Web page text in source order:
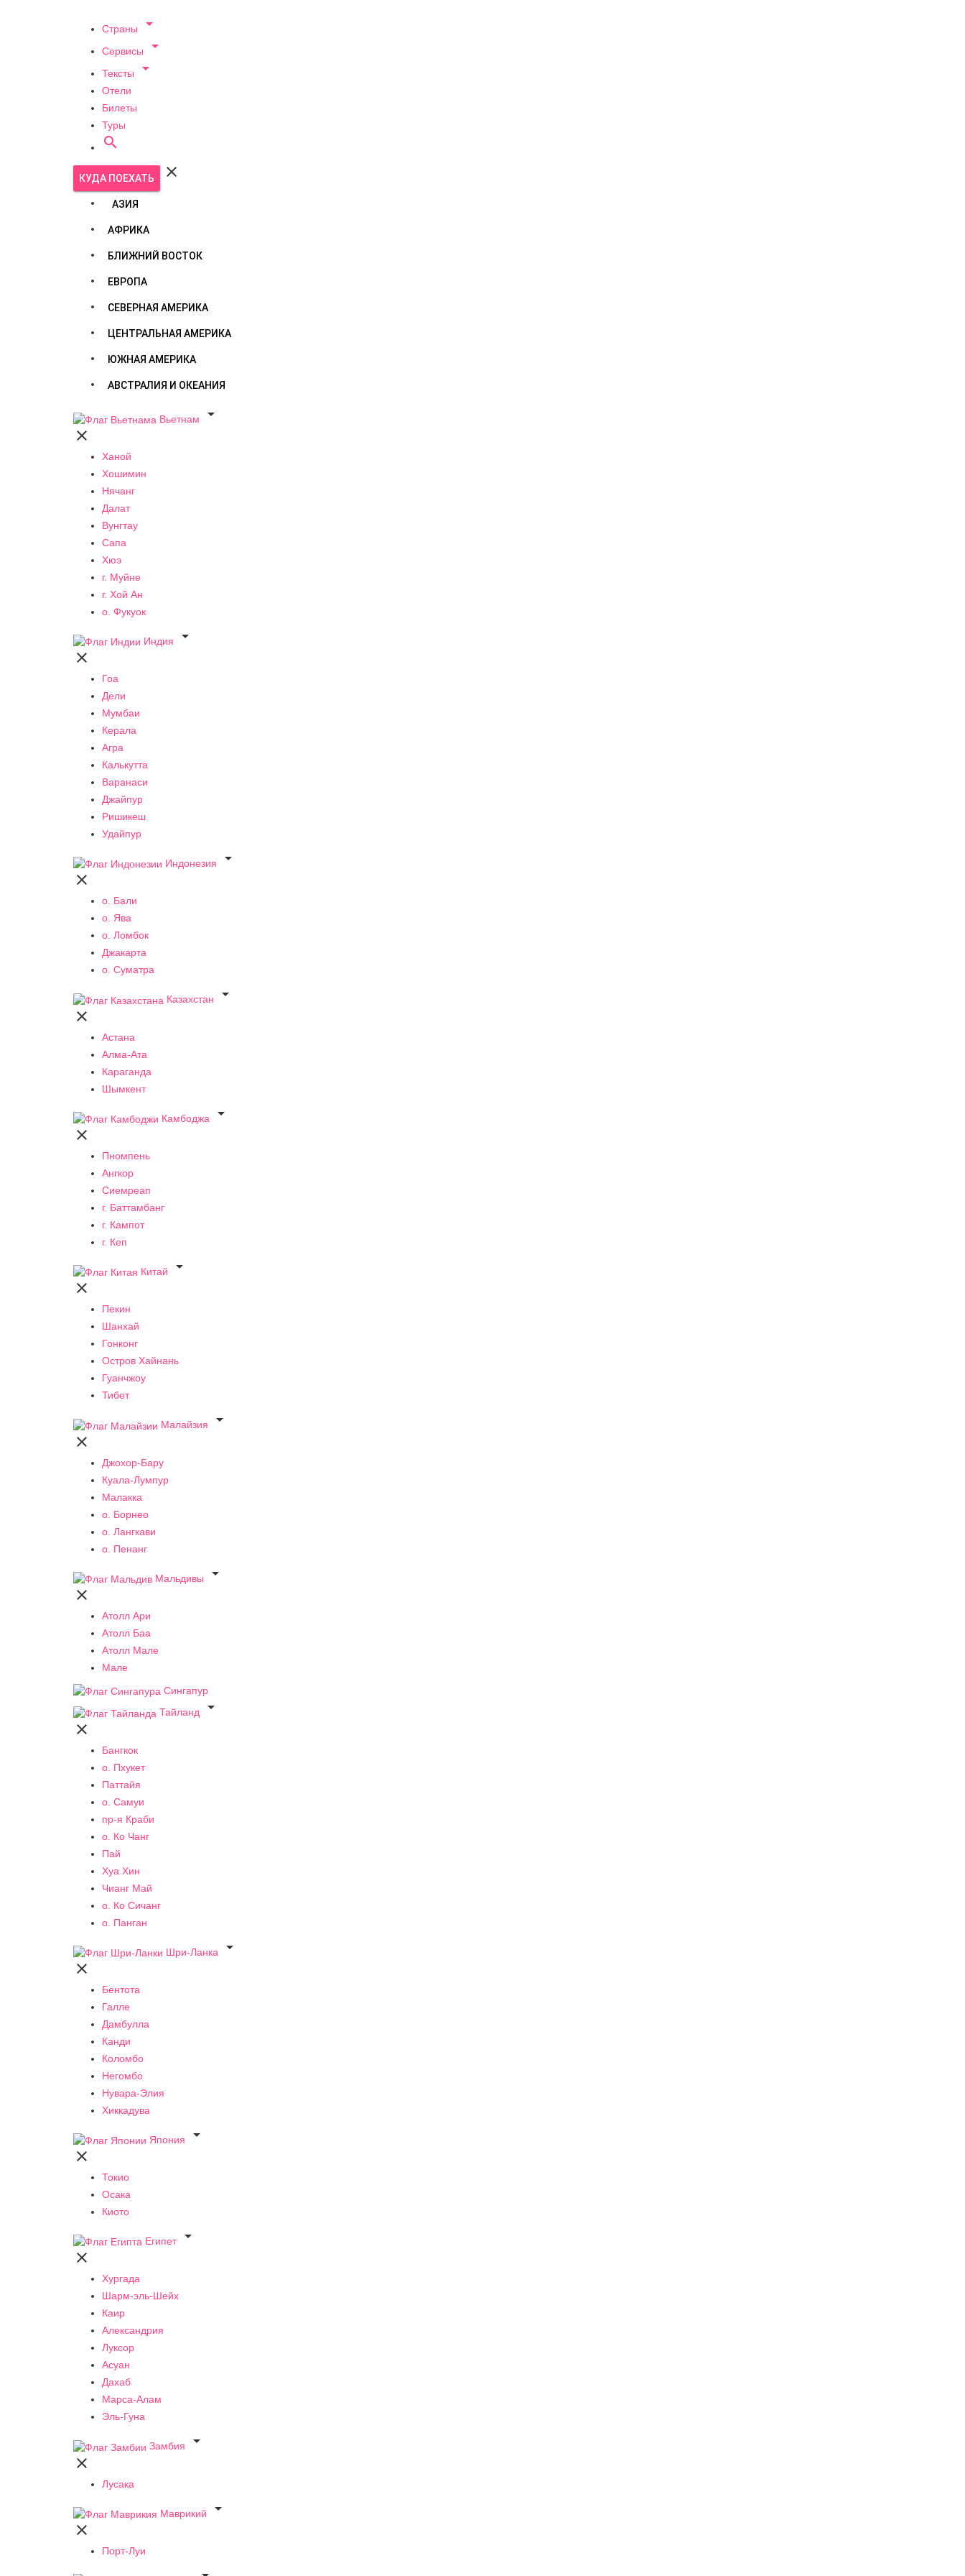
Страны 
Сервисы 
Тексты 
Отели
Билеты
Туры

КУДА ПОЕХАТЬ 
АЗИЯ
АФРИКА
БЛИЖНИЙ ВОСТОК
ЕВРОПА
СЕВЕРНАЯ АМЕРИКА
ЦЕНТРАЛЬНАЯ АМЕРИКА
ЮЖНАЯ АМЕРИКА
АВСТРАЛИЯ И ОКЕАНИЯ
Вьетнам


Ханой
Хошимин
Нячанг
Далат
Вунгтау
Сапа
Хюэ
г. Муйне
г. Хой Ан
о. Фукуок
Индия


Гоа
Дели
Мумбаи
Керала
Агра
Калькутта
Варанаси
Джайпур
Ришикеш
Удайпур
Индонезия


о. Бали
о. Ява
о. Ломбок
Джакарта
о. Суматра
Казахстан


Астана
Алма-Ата
Караганда
Шымкент
Камбоджа


Пномпень
Ангкор
Сиемреап
г. Баттамбанг
г. Кампот
г. Кеп
Китай


Пекин
Шанхай
Гонконг
Остров Хайнань
Гуанчжоу
Тибет
Малайзия


Джохор-Бару
Куала-Лумпур
Малакка
о. Борнео
о. Лангкави
о. Пенанг
Мальдивы


Атолл Ари
Атолл Баа
Атолл Мале
Мале
Сингапур
Тайланд


Бангкок
о. Пхукет
Паттайя
о. Самуи
пр-я Краби
о. Ко Чанг
Пай
Хуа Хин
Чианг Май
о. Ко Сичанг
о. Панган
Шри-Ланка


Бентота
Галле
Дамбулла
Канди
Коломбо
Негомбо
Нувара-Элия
Хиккадува
Япония


Токио
Осака
Киото
Египет


Хургада
Шарм-эль-Шейх
Каир
Александрия
Луксор
Асуан
Дахаб
Марса-Алам
Эль-Гуна
Замбия


Лусака
Маврикий


Порт-Луи